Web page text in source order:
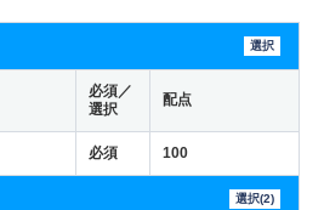
選択
必須／
選択
配点
必須 100
選択(2)